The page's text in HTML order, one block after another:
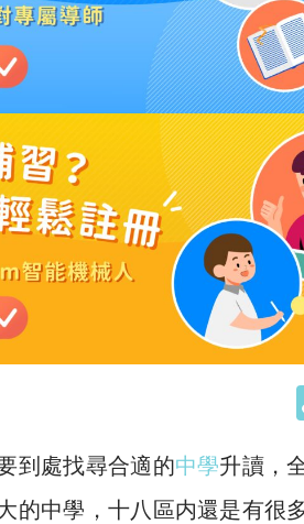
到處找尋合適的中學升讀，
的中學，十八區内還是有很